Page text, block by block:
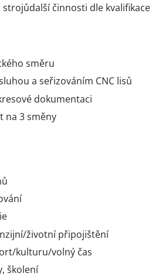
činnosti dle kvalifikace
směru
a seřizováním CNC lisů
dokumentaci
na 3 směny
životní připojištění
kulturu/volný čas
školení